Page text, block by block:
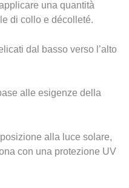
una quantità
di collo e décolleté.
dal basso verso l’alto
alle esigenze della
alla luce solare,
con una protezione UV